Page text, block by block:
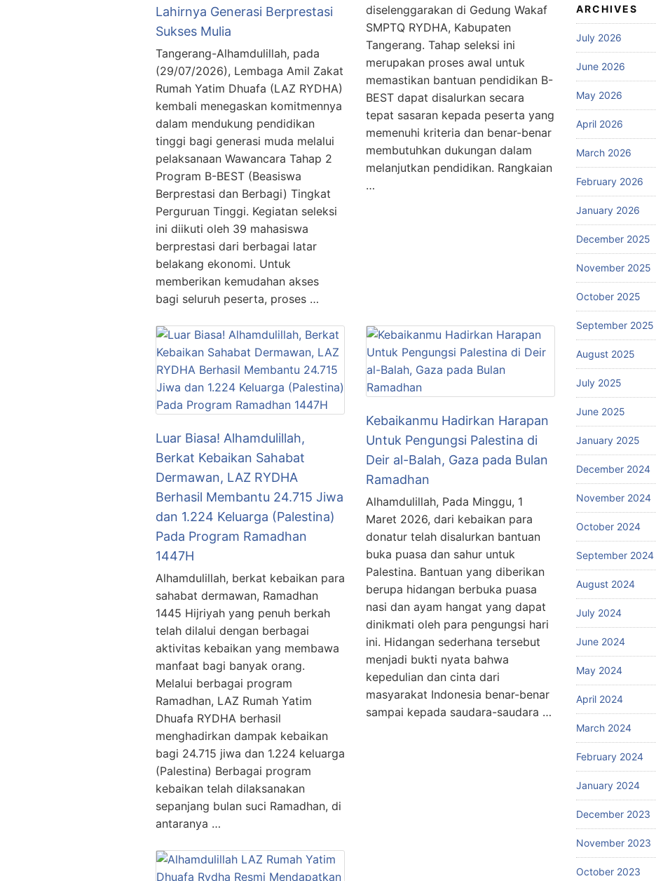
Lahirnya Generasi Berprestasi
Sukses Mulia
Tangerang-Alhamdulillah, pada
(29/07/2026), Lembaga Amil Zakat
Rumah Yatim Dhuafa (LAZ RYDHA)
kembali menegaskan komitmennya
dalam mendukung pendidikan
tinggi bagi generasi muda melalui
pelaksanaan Wawancara Tahap 2
Program B-BEST (Beasiswa
Berprestasi dan Berbagi) Tingkat
Perguruan Tinggi. Kegiatan seleksi
ini diikuti oleh 39 mahasiswa
berprestasi dari berbagai latar
belakang ekonomi. Untuk
memberikan kemudahan akses
bagi seluruh peserta, proses …
diselenggarakan di Gedung Wakaf
SMPTQ RYDHA, Kabupaten
Tangerang. Tahap seleksi ini
merupakan proses awal untuk
memastikan bantuan pendidikan B-
BEST dapat disalurkan secara
tepat sasaran kepada peserta yang
memenuhi kriteria dan benar-benar
membutuhkan dukungan dalam
melanjutkan pendidikan. Rangkaian
…
Luar Biasa! Alhamdulillah,
Berkat Kebaikan Sahabat
Dermawan, LAZ RYDHA
Berhasil Membantu 24.715 Jiwa
dan 1.224 Keluarga (Palestina)
Pada Program Ramadhan
1447H
Alhamdulillah, berkat kebaikan para
sahabat dermawan, Ramadhan
1445 Hijriyah yang penuh berkah
telah dilalui dengan berbagai
aktivitas kebaikan yang membawa
manfaat bagi banyak orang.
Melalui berbagai program
Ramadhan, LAZ Rumah Yatim
Dhuafa RYDHA berhasil
menghadirkan dampak kebaikan
bagi 24.715 jiwa dan 1.224 keluarga
(Palestina) Berbagai program
kebaikan telah dilaksanakan
sepanjang bulan suci Ramadhan, di
antaranya …
Kebaikanmu Hadirkan Harapan
Untuk Pengungsi Palestina di
Deir al-Balah, Gaza pada Bulan
Ramadhan
Alhamdulillah, Pada Minggu, 1
Maret 2026, dari kebaikan para
donatur telah disalurkan bantuan
buka puasa dan sahur untuk
Palestina. Bantuan yang diberikan
berupa hidangan berbuka puasa
nasi dan ayam hangat yang dapat
dinikmati oleh para pengungsi hari
ini. Hidangan sederhana tersebut
menjadi bukti nyata bahwa
kepedulian dan cinta dari
masyarakat Indonesia benar-benar
sampai kepada saudara-saudara …
ARCHIVES
July 2026
June 2026
May 2026
April 2026
March 2026
February 2026
January 2026
December 2025
November 2025
October 2025
September 2025
August 2025
July 2025
June 2025
January 2025
December 2024
November 2024
October 2024
September 2024
August 2024
July 2024
June 2024
May 2024
April 2024
March 2024
February 2024
January 2024
December 2023
November 2023
October 2023